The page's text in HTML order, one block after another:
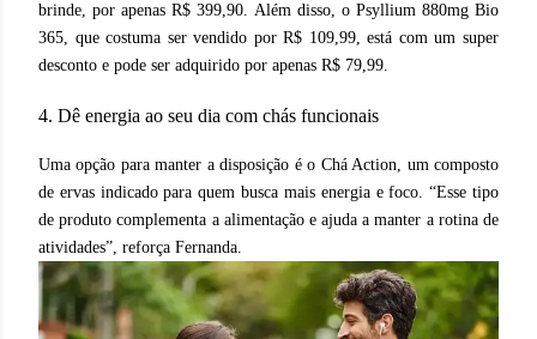
brinde, por apenas R$ 399,90. Além disso, o Psyllium 880mg Bio
365, que costuma ser vendido por R$ 109,99, está com um super
desconto e pode ser adquirido por apenas R$ 79,99.
4. Dê energia ao seu dia com chás funcionais
Uma opção para manter a disposição é o Chá Action, um composto
de ervas indicado para quem busca mais energia e foco. “Esse tipo
de produto complementa a alimentação e ajuda a manter a rotina de
atividades”, reforça Fernanda.